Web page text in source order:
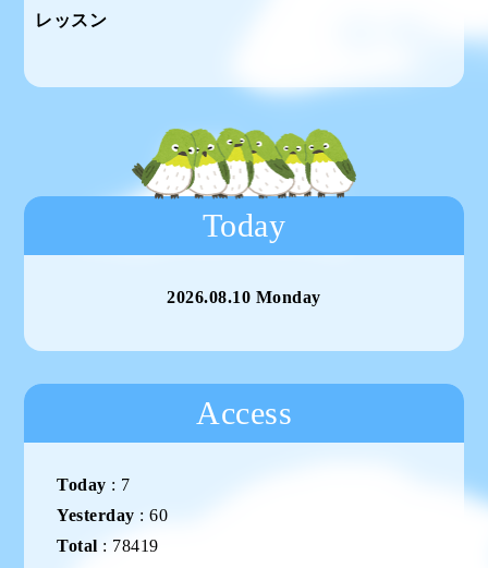
レッスン
Today
2026.08.10 Monday
Access
Today : 7
Yesterday :60
Total : 78419